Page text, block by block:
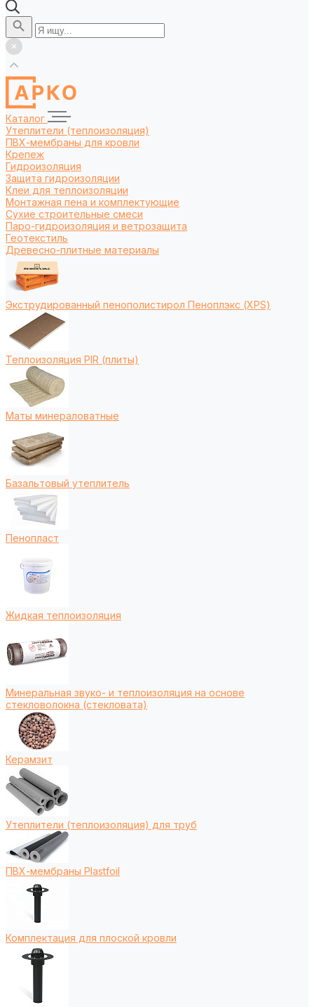
Каталог
Утеплители (теплоизоляция)
ПВХ-мембраны для кровли
Крепеж
Гидроизоляция
Защита гидроизоляции
Клеи для теплоизоляции
Монтажная пена и комплектующие
Сухие строительные смеси
Паро-гидроизоляция и ветрозащита
Геотекстиль
Древесно-плитные материалы
Экструдированный пенополистирол Пеноплэкс (XPS)
Теплоизоляция PIR (плиты)
Маты минераловатные
Базальтовый утеплитель
Пенопласт
Жидкая теплоизоляция
Минеральная звуко- и теплоизоляция на основе
стекловолокна (стекловата)
Керамзит
Утеплители (теплоизоляция) для труб
ПВХ-мембраны Plastfoil
Комплектация для плоской кровли